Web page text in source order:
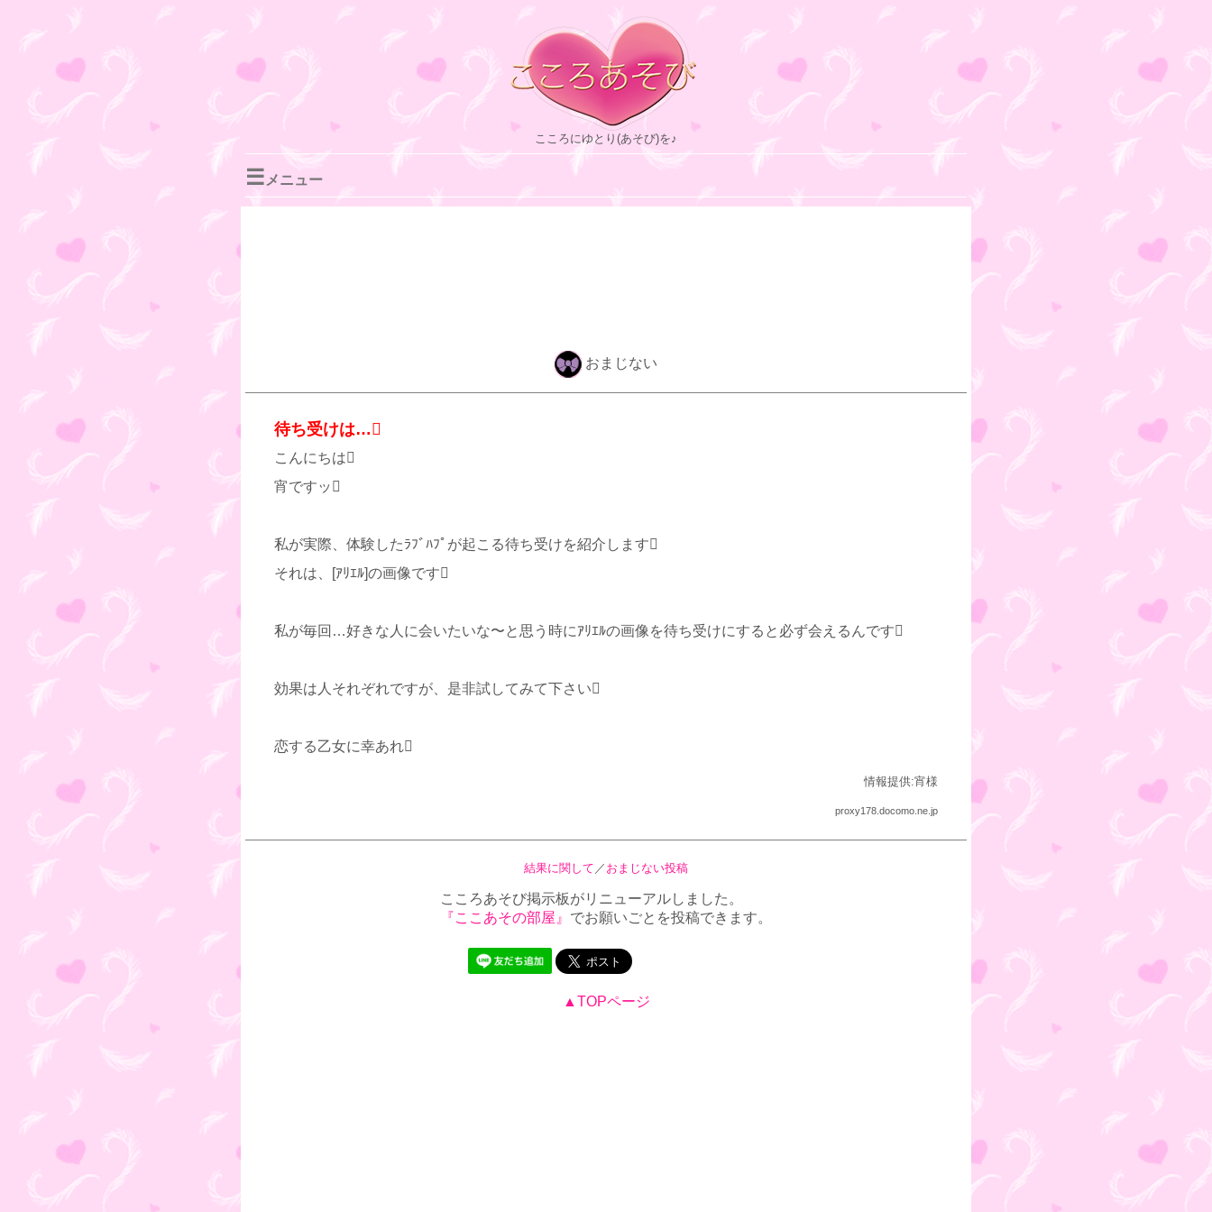
こころにゆとり(あそび)を♪
☰ メニュー
おまじない
待ち受けは…
こんにちは
宵ですッ
私が実際、体験したﾗﾌﾞﾊﾌﾟが起こる待ち受けを紹介します
それは、[ｱﾘｴﾙ]の画像です
私が毎回…好きな人に会いたいな〜と思う時にｱﾘｴﾙの画像を待ち受けにすると必ず会えるんです
効果は人それぞれですが、是非試してみて下さい
恋する乙女に幸あれ
情報提供:宵様
proxy178.docomo.ne.jp
結果に関して ／ おまじない投稿
こころあそび掲示板がリニューアルしました。
『ここあその部屋』 でお願いごとを投稿できます。
▲TOPページ